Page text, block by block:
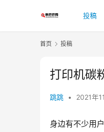
投稿
首页 投稿
打印机碳
跳跳 • 2021年
身边有不少用